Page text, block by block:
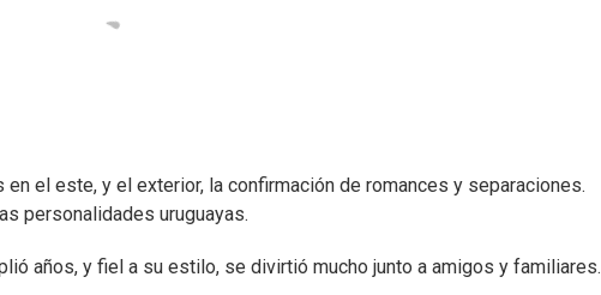
el este, y el exterior, la confirmación de romances y separaciones.
personalidades uruguayas.
años, y fiel a su estilo, se divirtió mucho junto a amigos y familiares.